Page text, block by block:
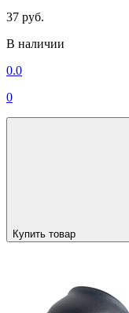
37 руб.
В наличии
0.0
0
Купить товар